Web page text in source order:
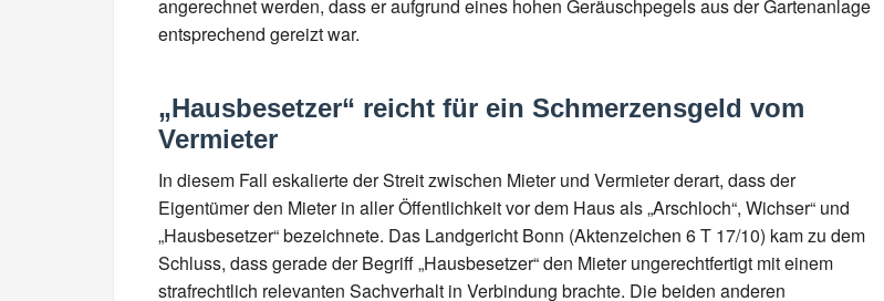
angerechnet werden, dass er aufgrund eines hohen Geräuschpegels aus der Gartenanlage
entsprechend gereizt war.
„Hausbesetzer“ reicht für ein Schmerzensgeld vom
Vermieter
In diesem Fall eskalierte der Streit zwischen Mieter und Vermieter derart, dass der
Eigentümer den Mieter in aller Öffentlichkeit vor dem Haus als „Arschloch“, Wichser“ und
„Hausbesetzer“ bezeichnete. Das Landgericht Bonn (Aktenzeichen 6 T 17/10) kam zu dem
Schluss, dass gerade der Begriff „Hausbesetzer“ den Mieter ungerechtfertigt mit einem
strafrechtlich relevanten Sachverhalt in Verbindung brachte. Die beiden anderen